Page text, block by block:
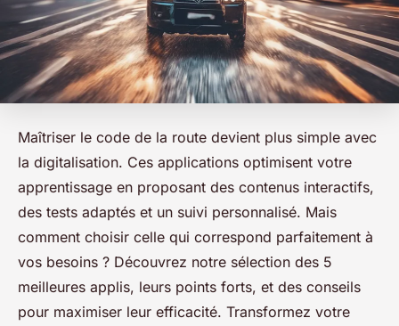
Maîtriser le code de la route devient plus simple avec
la digitalisation. Ces applications optimisent votre
apprentissage en proposant des contenus interactifs,
des tests adaptés et un suivi personnalisé. Mais
comment choisir celle qui correspond parfaitement à
vos besoins ? Découvrez notre sélection des 5
meilleures applis, leurs points forts, et des conseils
pour maximiser leur efficacité. Transformez votre